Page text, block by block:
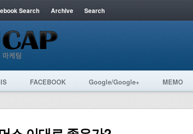
Search Archive Search
FACEBOOK Google/Google+ MEMO